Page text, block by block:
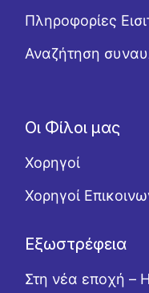
Πληροφορίες
Αναζήτηση
Οι Φίλοι μας
Χορηγοί
Χορηγοί
Εξωστρέφεια
Στη νέα εποχή –